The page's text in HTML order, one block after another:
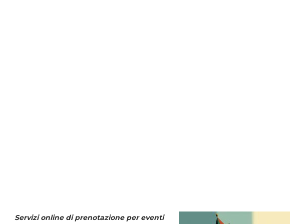
Servizi online di prenotazione per eventi